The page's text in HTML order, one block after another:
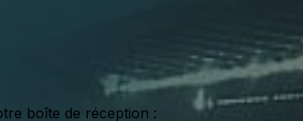
boîte de réception :